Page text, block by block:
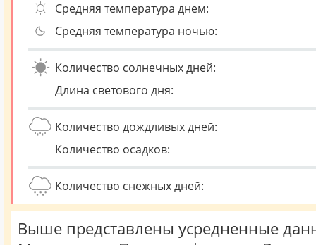
Средняя температура днем:
Средняя температура ночью:
Количество солнечных дней:
Длина светового дня:
Количество дождливых дней:
Количество осадков:
Количество снежных дней:
Выше представлены усредненные